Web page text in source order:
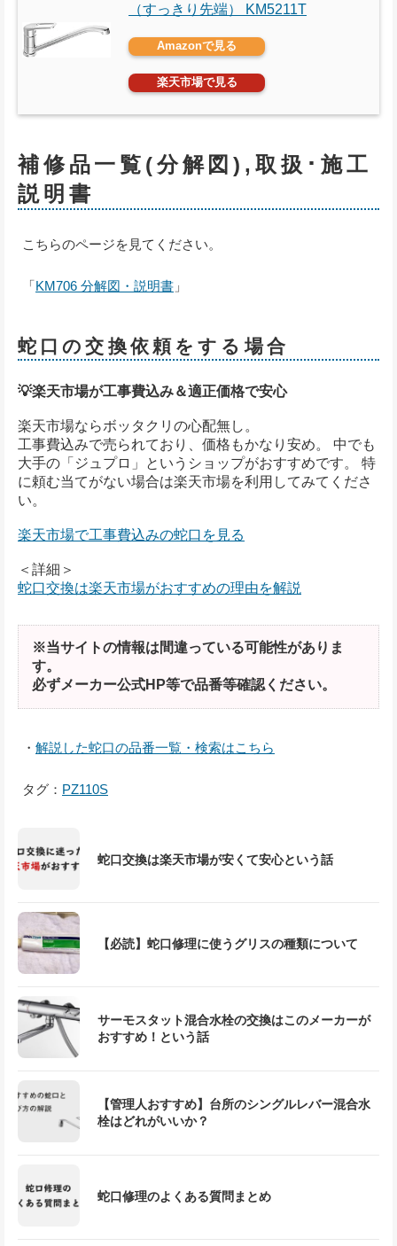
（すっきり先端） KM5211T
Amazonで見る
楽天市場で見る
補修品一覧(分解図),取扱･施工
説明書
こちらのページを見てください。
「KM706 分解図・説明書 」
蛇口の交換依頼をする場合
💡楽天市場が工事費込み＆適正価格で安心
楽天市場ならボッタクリの心配無し。
工事費込みで売られており、価格もかなり安め。 中でも
大手の「ジュプロ」というショップがおすすめです。 特
に頼む当てがない場合は楽天市場を利用してみてくださ
い。
楽天市場で工事費込みの蛇口を見る
＜詳細＞
蛇口交換は楽天市場がおすすめの理由を解説
※当サイトの情報は間違っている可能性がありま
す。
必ずメーカー公式HP等で品番等確認ください。
・ 解説した蛇口の品番一覧・検索はこちら
タグ： PZ110S
蛇口交換は楽天市場が安くて安心という話
【必読】蛇口修理に使うグリスの種類について
サーモスタット混合水栓の交換はこのメーカーが
おすすめ！という話
【管理人おすすめ】台所のシングルレバー混合水
栓はどれがいいか？
蛇口修理のよくある質問まとめ